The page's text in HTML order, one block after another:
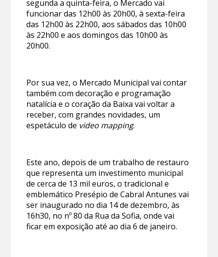
segunda a quinta-feira, o Mercado vai
funcionar das 12h00 às 20h00, à sexta-feira
das 12h00 às 22h00, aos sábados das 10h00
às 22h00 e aos domingos das 10h00 às
20h00.
Por sua vez, o Mercado Municipal vai contar
também com decoração e programação
natalícia e o coração da Baixa vai voltar a
receber, com grandes novidades, um
espetáculo de video mapping.
Este ano, depois de um trabalho de restauro
que representa um investimento municipal
de cerca de 13 mil euros, o tradicional e
emblemático Presépio de Cabral Antunes vai
ser inaugurado no dia 14 de dezembro, às
16h30, no nº 80 da Rua da Sofia, onde vai
ficar em exposição até ao dia 6 de janeiro.